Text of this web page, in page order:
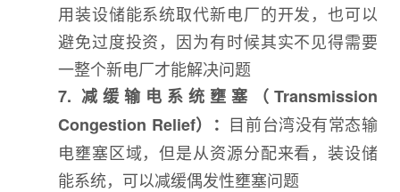
用装设储能系统取代新电厂的开发，也可以
避免过度投资，因为有时候其实不见得需要
一整个新电厂才能解决问题
7. 减缓输电系统壅塞（Transmission
Congestion Relief）： 目前台湾没有常态输
电壅塞区域，但是从资源分配来看，装设储
能系统，可以减缓偶发性壅塞问题